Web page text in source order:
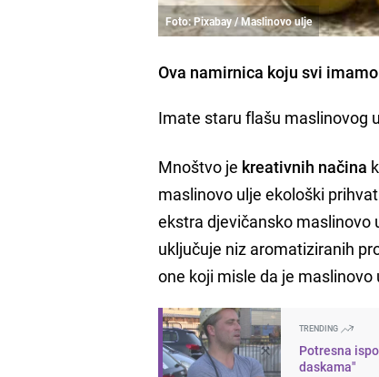
Foto: Pixabay / Maslinovo ulje
Ova namirnica koju svi
Imate staru flašu maslinovog
Mnoštvo je kreativnih načina
maslinovo ulje ekološki
ekstra djevičansko
uključuje niz aromatiziranih
one koji misle da je
TRENDING
Potresna
daskama"